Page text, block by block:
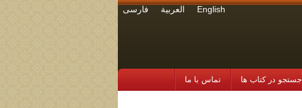
English العربية فارسی
جستجو در کتاب ها تماس با ما